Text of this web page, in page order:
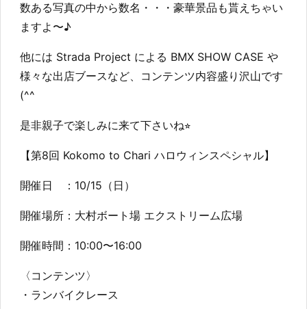
数ある写真の中から数名・・・豪華景品も貰えちゃい
ますよ〜♪
他には Strada Project による BMX SHOW CASE や
様々な出店ブースなど、コンテンツ内容盛り沢山です
(^^
是非親子で楽しみに来て下さいね⭐︎
【第8回 Kokomo to Chari ハロウィンスペシャル】
開催日 ：10/15（日）
開催場所：大村ボート場 エクストリーム広場
開催時間：10:00〜16:00
〈コンテンツ〉
・ランバイクレース